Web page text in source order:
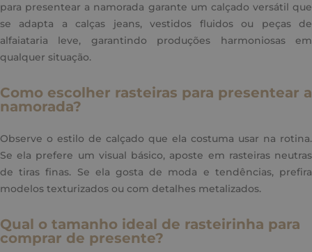
para presentear a namorada garante um calçado versátil que
se adapta a calças jeans, vestidos fluidos ou peças de
alfaiataria leve, garantindo produções harmoniosas em
qualquer situação.
Como escolher rasteiras para presentear a
namorada?
Observe o estilo de calçado que ela costuma usar na rotina.
Se ela prefere um visual básico, aposte em rasteiras neutras
de tiras finas. Se ela gosta de moda e tendências, prefira
modelos texturizados ou com detalhes metalizados.
Qual o tamanho ideal de rasteirinha para
comprar de presente?